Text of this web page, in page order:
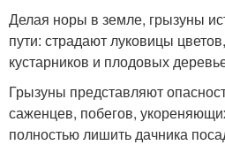
Делая норы в земле, грызуны
пути: страдают луковицы
кустарников и плодовых
Грызуны представляют
саженцев, побегов,
полностью лишить дачника